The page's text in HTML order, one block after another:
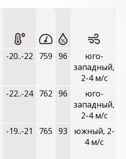
-20..-22 759 96
юго-
западный,
2-4 м/с
-22..-24 762 96
юго-
западный,
2-4 м/с
-19..-21 765 93
южный, 2-
4 м/с